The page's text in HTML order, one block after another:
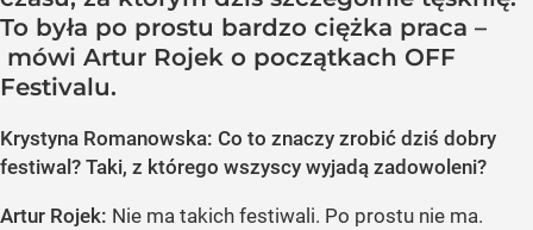
To była po prostu bardzo ciężka praca –
mówi Artur Rojek o początkach OFF
Festivalu.
Krystyna Romanowska: Co to znaczy zrobić dziś dobry
festiwal? Taki, z którego wszyscy wyjadą zadowoleni?
Artur Rojek: Nie ma takich festiwali. Po prostu nie ma.